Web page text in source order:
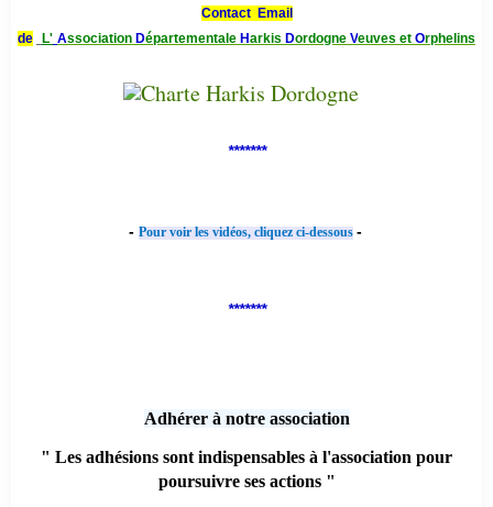
Contact Email
de
L' Association Départementale Harkis Dordogne Veuves et Orphelins
*******
- Pour voir les vidéos, cliquez ci-dessous -
*******
Adhérer à notre association
" Les adhésions sont indispensables à l'association pour
poursuivre ses actions "